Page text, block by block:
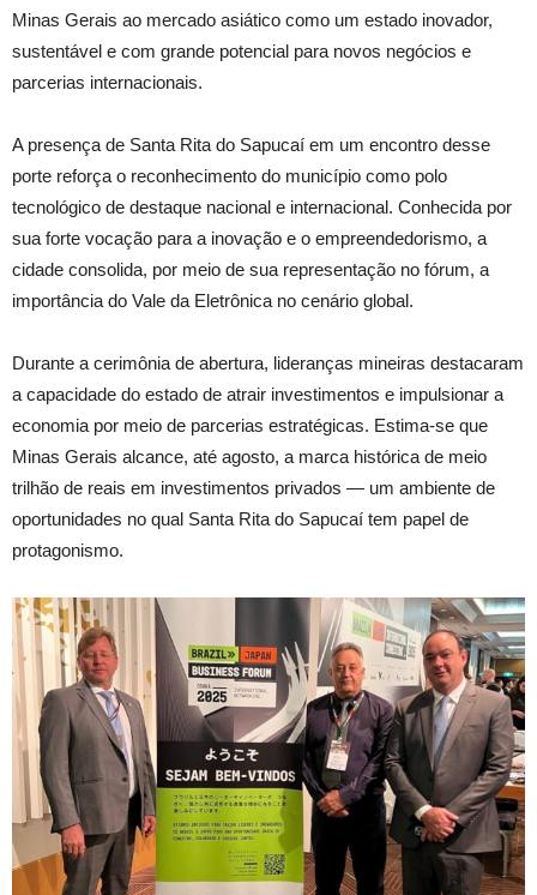
Minas Gerais ao mercado asiático como um estado inovador,
sustentável e com grande potencial para novos negócios e
parcerias internacionais.
A presença de Santa Rita do Sapucaí em um encontro desse
porte reforça o reconhecimento do município como polo
tecnológico de destaque nacional e internacional. Conhecida por
sua forte vocação para a inovação e o empreendedorismo, a
cidade consolida, por meio de sua representação no fórum, a
importância do Vale da Eletrônica no cenário global.
Durante a cerimônia de abertura, lideranças mineiras destacaram
a capacidade do estado de atrair investimentos e impulsionar a
economia por meio de parcerias estratégicas. Estima-se que
Minas Gerais alcance, até agosto, a marca histórica de meio
trilhão de reais em investimentos privados — um ambiente de
oportunidades no qual Santa Rita do Sapucaí tem papel de
protagonismo.